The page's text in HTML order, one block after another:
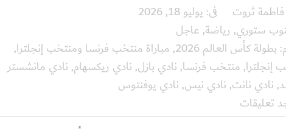
فاطمة ثروت فى: يوليو 18, 2026
ستوري, رياضة, عاجل
بطولة كأس العالم 2026 , مباراة منتخب فرنسا ومنتخب إنجلترا,
إنجلترا, منتخب فرنسا, نادي بازل, نادي ريكسهام, نادي مانشستر
, نادي نانت, نادي نيس, نادي يوفنتوس
تعليقات